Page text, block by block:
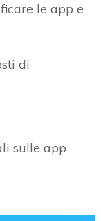
le app e
di
sulle app